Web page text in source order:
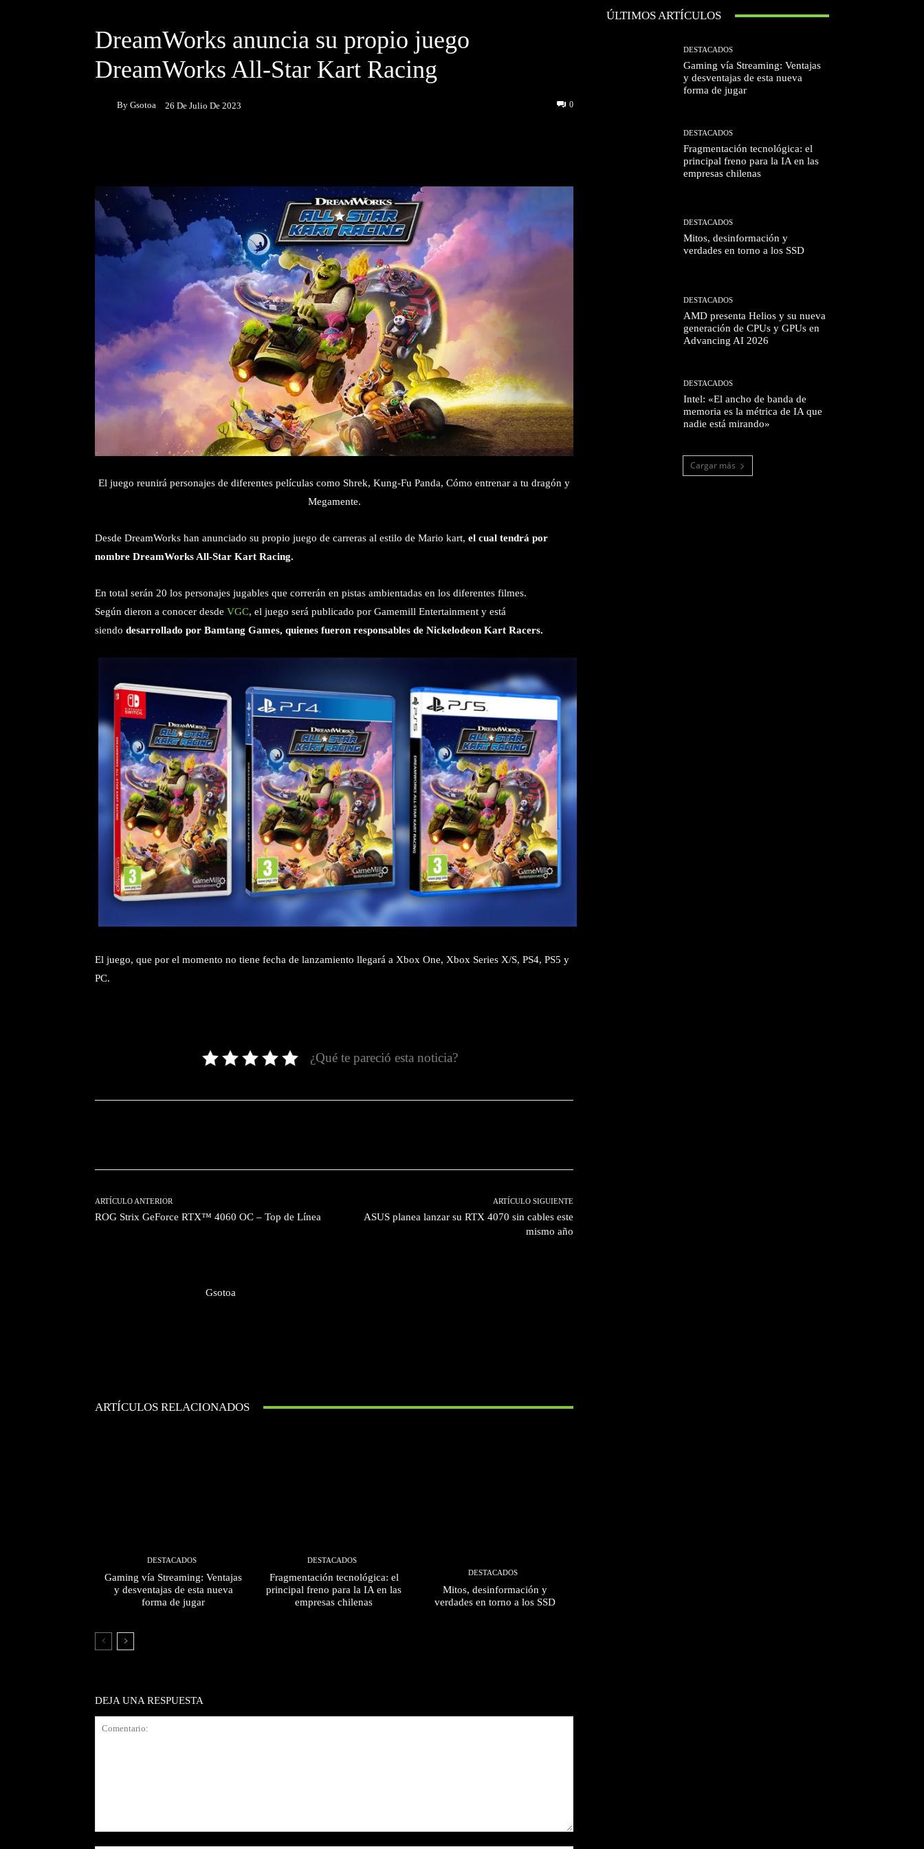
DreamWorks anuncia su propio juego
DreamWorks All-Star Kart Racing
By Gsotoa 26 De Julio De 2023 0
El juego reunirá personajes de diferentes películas como Shrek, Kung-Fu Panda, Cómo entrenar a tu dragón y
Megamente.
Desde DreamWorks han anunciado su propio juego de carreras al estilo de Mario kart, el cual tendrá por
nombre DreamWorks All-Star Kart Racing.
En total serán 20 los personajes jugables que correrán en pistas ambientadas en los diferentes filmes.
Según dieron a conocer desde VGC, el juego será publicado por Gamemill Entertainment y está
siendo desarrollado por Bamtang Games, quienes fueron responsables de Nickelodeon Kart Racers.
El juego, que por el momento no tiene fecha de lanzamiento llegará a Xbox One, Xbox Series X/S, PS4, PS5 y
PC.
¿Qué te pareció esta noticia?
ARTÍCULO ANTERIOR
ROG Strix GeForce RTX™ 4060 OC – Top de Línea
ARTÍCULO SIGUIENTE
ASUS planea lanzar su RTX 4070 sin cables este
mismo año
Gsotoa
ARTÍCULOS RELACIONADOS
DESTACADOS
Gaming vía Streaming: Ventajas
y desventajas de esta nueva
forma de jugar
DESTACADOS
Fragmentación tecnológica: el
principal freno para la IA en las
empresas chilenas
DESTACADOS
Mitos, desinformación y
verdades en torno a los SSD
DEJA UNA RESPUESTA
ÚLTIMOS ARTÍCULOS
DESTACADOS
Gaming vía Streaming: Ventajas
y desventajas de esta nueva
forma de jugar
DESTACADOS
Fragmentación tecnológica: el
principal freno para la IA en las
empresas chilenas
DESTACADOS
Mitos, desinformación y
verdades en torno a los SSD
DESTACADOS
AMD presenta Helios y su nueva
generación de CPUs y GPUs en
Advancing AI 2026
DESTACADOS
Intel: «El ancho de banda de
memoria es la métrica de IA que
nadie está mirando»
Cargar más